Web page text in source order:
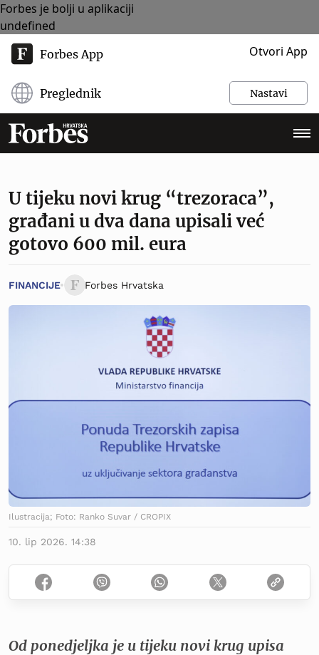
Forbes je bolji u aplikaciji
undefined
Forbes App Otvori App
Preglednik Nastavi
U tijeku novi krug “trezoraca”,
građani u dva dana upisali već
gotovo 600 mil. eura
FINANCIJE Forbes Hrvatska
Ilustracija; Foto: Ranko Suvar / CROPIX
10. lip 2026. 14:38
Od ponedjeljka je u tijeku novi krug upisa